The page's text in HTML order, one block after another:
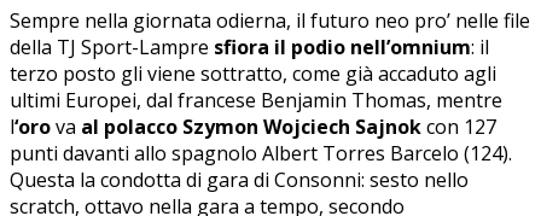
Sempre nella giornata odierna, il futuro neo pro’ nelle file
della TJ Sport-Lampre sfiora il podio nell’omnium: il
terzo posto gli viene sottratto, come già accaduto agli
ultimi Europei, dal francese Benjamin Thomas, mentre
l‘orova al polacco Szymon Wojciech Sajnokcon 127
punti davanti allo spagnolo Albert Torres Barcelo (124).
Questa la condotta di gara di Consonni: sesto nello
scratch, ottavo nella gara a tempo, secondo